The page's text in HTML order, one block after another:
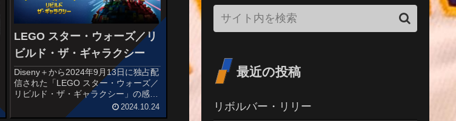
LEGO スター・ウォーズ／リ
ビルド・ザ・ギャラクシー
Diseny＋から2024年9月13日に独占配
信された「LEGO スター・ウォーズ／
リビルド・ザ・ギャラクシー」の感想
記事です。オススメ度あらすじ＆予告
編空間が、時間が…銀河がバラバラ
2024.10.24
最近の投稿
リボルバー・リリー